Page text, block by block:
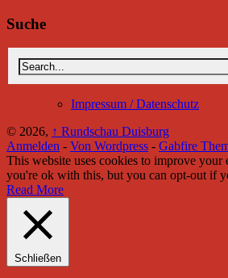
Suche
Impressum / Datenschutz
© 2026, ↑ Rundschau Duisburg
Anmelden - Von Wordpress - Gabfire
This website uses cookies to improve your
you're ok with this, but you can opt-out if
Read More
Schließen